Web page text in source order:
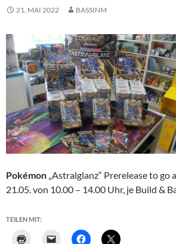
21. MAI 2022 BASSINM
Pokémon „Astralglanz“ Prerelease to go
21.05. von 10.00 – 14.00 Uhr, je Build &
TEILEN MIT: